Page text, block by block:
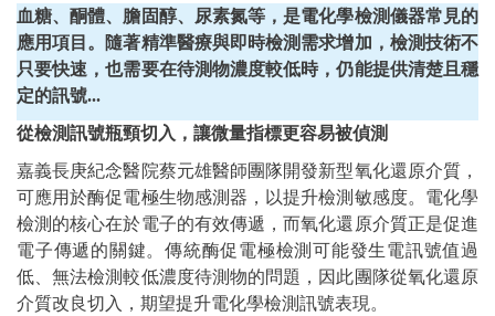
血糖、酮體、膽固醇、尿素氮等，是電化學檢測儀器常見的
應用項目。隨著精準醫療與即時檢測需求增加，檢測技術不
只要快速，也需要在待測物濃度較低時，仍能提供清楚且穩
定的訊號...
從檢測訊號瓶頸切入，讓微量指標更容易被偵測
嘉義長庚紀念醫院蔡元雄醫師團隊開發新型氧化還原介質，
可應用於酶促電極生物感測器，以提升檢測敏感度。電化學
檢測的核心在於電子的有效傳遞，而氧化還原介質正是促進
電子傳遞的關鍵。傳統酶促電極檢測可能發生電訊號值過
低、無法檢測較低濃度待測物的問題，因此團隊從氧化還原
介質改良切入，期望提升電化學檢測訊號表現。